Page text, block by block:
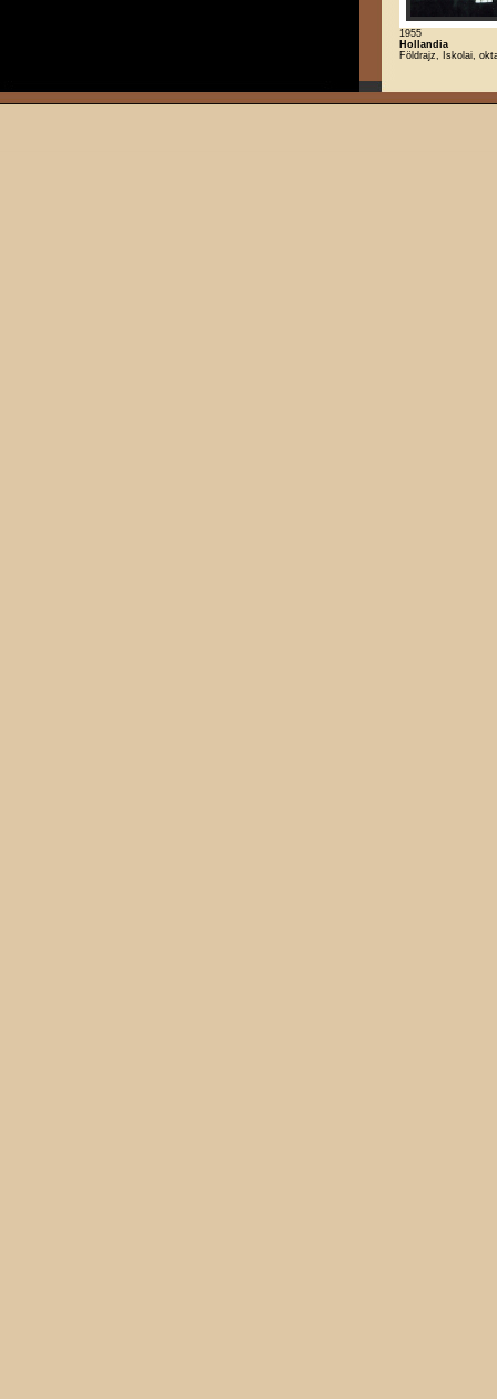
1955
Hollandia
Földrajz, Iskolai,